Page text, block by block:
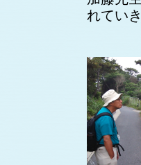
れてい